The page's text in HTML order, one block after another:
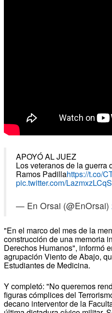
APOYÓ AL JUEZ
Los veteranos de la guerra
Ramos Padillahttps://t.co/
pic.twitter.com/LazmxzLCqS
— En Orsai (@EnOrsai)
"En el marco del mes de la
construcción de una memoria
Derechos Humanos", informó
agrupación Viento de Abajo,
Estudiantes de Medicina.
Y completó: "No queremos
figuras cómplices del
decano interventor de la